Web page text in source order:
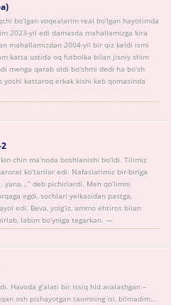
boʻlgan voqealarim real boʻlgan hayotimda
2023-yil edi damasda mahallamizga kira
mahallamizdan 2004-yil bir qiz keldi ismi
katta ustida oq futbolka bilan jisniy shim
menga qarab oldi boʻshmi dedi ha boʻsh
kattaroq erkak kishi keb qomasinda
chin ma’noda boshlanishi bo‘ldi. Tilimiz
ko‘tarilar edi. Nafaslarimiz bir-biriga
deb pichirlardi. Men qo‘limni
egdi, sochlari yelkasidan pastga,
edi. Beva, yolg‘iz, ammo ehtiros bilan
labim bo‘yniga tegarkan. —
Havoda g‘alati bir issiq hid aralashgan –
osh pishayotgan taomning isi, bilmadim...